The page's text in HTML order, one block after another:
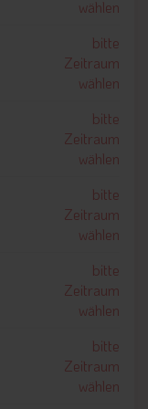
Schwimmen mit
ein. Im Winter
mit
zu aktiven
am Kronplatz
Hauses jede Menge
Wandergebiet am
von der
Wege.
wählen
bitte
Zeitraum
wählen
bitte
Zeitraum
wählen
bitte
Zeitraum
wählen
bitte
Zeitraum
wählen
bitte
Zeitraum
wählen